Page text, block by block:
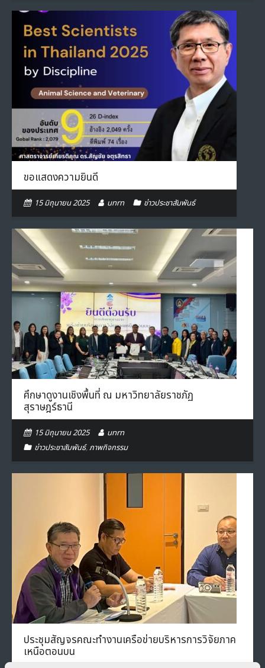
ขอแสดงความยินดี
15 มิถุนายน 2025 unrn ข่าวประชาสัมพันธ์
ศึกษาดูงานเชิงพื้นที่ ณ มหาวิทยาลัยราชภัฏ
สุราษฎร์ธานี
15 มิถุนายน 2025
unrn
ข่าวประชาสัมพันธ์,ภาพกิจกรรม
ประชุมสัญจรคณะทำงานเครือข่ายบริหารการวิจัยภาค
เหนือตอนบน